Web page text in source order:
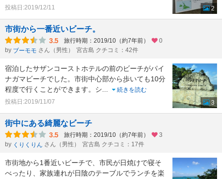
投稿日:2019/12/11
2
市街から一番近いビーチ。
3.5 旅行時期：2019/10（約7年前）
0
by ブーモモ さん（男性） 宮古島 クチコミ：42件
宿泊したサザンコーストホテルの前のビーチがパイ
ナガマビーチでした。市街中心部から歩いても10分
程度で行くことができます。シ...
続きを読む
投稿日:2019/11/07
3
街中にある綺麗なビーチ
3.5 旅行時期：2019/10（約7年前）
3
by くりくりん さん（男性） 宮古島 クチコミ：17件
市街地から1番近いビーチで、市民が日焼けで寝そ
べったり、家族連れが日陰のテーブルでランチを楽